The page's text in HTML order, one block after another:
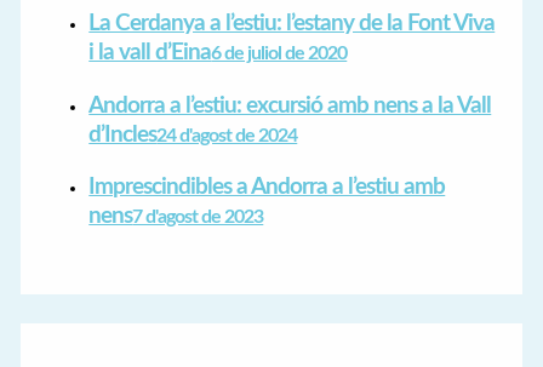
La Cerdanya a l’estiu: l’estany de la Font Viva
i la vall d’Eina6 de juliol de 2020
Andorra a l’estiu: excursió amb nens a la Vall
d’Incles24 d'agost de 2024
Imprescindibles a Andorra a l’estiu amb
nens7 d'agost de 2023